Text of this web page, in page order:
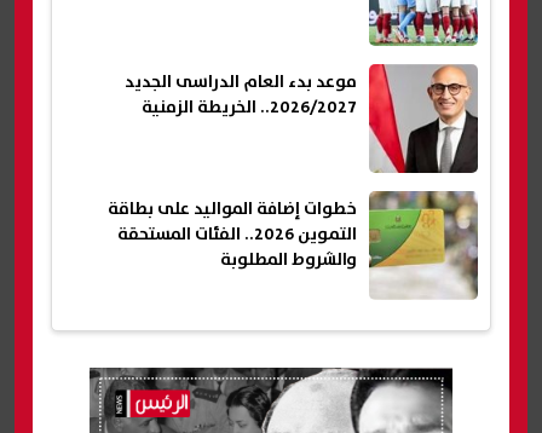
موعد بدء العام الدراسى الجديد
2026/2027.. الخريطة الزمنية
خطوات إضافة المواليد على بطاقة
التموين 2026.. الفئات المستحقة
والشروط المطلوبة